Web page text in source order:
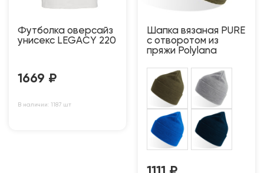
Футболка оверсайз
унисекс LEGACY 220
1669 ₽
В наличии: 1187 шт
Шапка вязаная PURE
с отворотом из
пряжи Polylana